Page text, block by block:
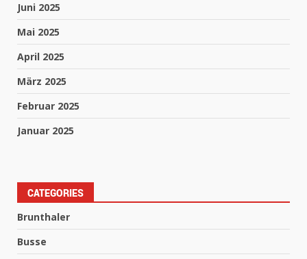
Juni 2025
Mai 2025
April 2025
März 2025
Februar 2025
Januar 2025
CATEGORIES
Brunthaler
Busse